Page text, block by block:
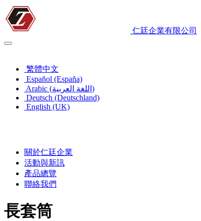
仁廷企業有限公司
繁體中文
Español (España)
Arabic (اللغة العربية)
Deutsch (Deutschland)
English (UK)
關於仁廷企業
活動與新訊
產品總覽
聯絡我們
長套筒